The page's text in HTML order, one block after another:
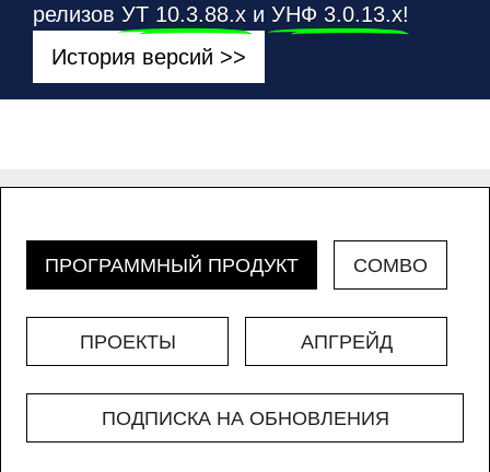
релизов УТ 10.3.88.х и УНФ 3.0.13.х!
История версий >>
ПРОГРАММНЫЙ ПРОДУКТ COMBO
ПРОЕКТЫ АПГРЕЙД
ПОДПИСКА НА ОБНОВЛЕНИЯ